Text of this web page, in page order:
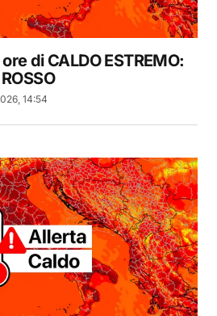
di CALDO ESTREMO:
14:54